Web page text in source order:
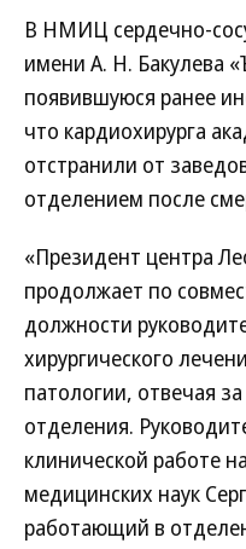
В НМИЦ сердечно-
имени А. Н. Бакулева
появившуюся ранее
что кардиохирурга
отстранили от
отделением после
«Президент центра
продолжает по
должности
хирургического
патологии, отвечая
отделения.
клинической работе
медицинских наук
работающий в